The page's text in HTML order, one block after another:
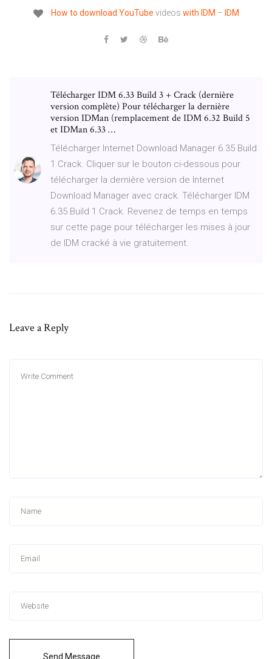
How to download YouTube videos with IDM – IDM
Télécharger IDM 6.33 Build 3 + Crack (dernière
version complète) Pour télécharger la dernière
version IDMan (remplacement de IDM 6.32 Build 5
et IDMan 6.33 …
Télécharger Internet Download Manager 6.35 Build
1 Crack. Cliquer sur le bouton ci-dessous pour
télécharger la dernière version de Internet
Download Manager avec crack. Télécharger IDM
6.35 Build 1 Crack. Revenez de temps en temps
sur cette page pour télécharger les mises à jour
de IDM cracké à vie gratuitement.
Leave a Reply
Send Message